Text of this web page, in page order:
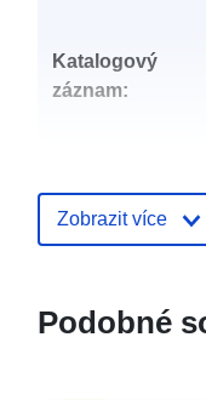
Katalogový
záznam:
uriRef:
periodicita:
Zobrazit více
Podobné